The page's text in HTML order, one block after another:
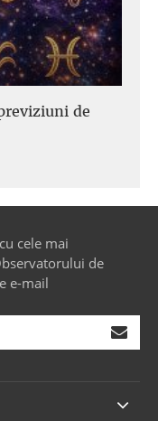
de
cele mai
de
e-mail